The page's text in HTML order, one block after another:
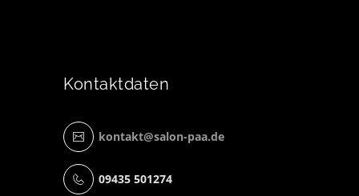
Kontaktdaten
kontakt@salon-paa.de
09435 501274